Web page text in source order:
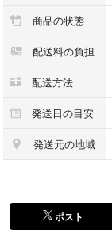
商品の状態
配送料の負担
配送方法
発送日の目安
発送元の地域
ポスト